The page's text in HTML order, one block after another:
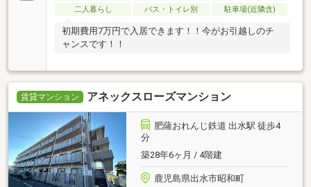
二人暮らし
バス・トイレ別 駐車場(近隣含)
初期費用7万円で入居できます！！今がお引越しのチ
ャンスです！！
賃貸マンション アネックスローズマンション
肥薩おれんじ鉄道 出水駅 徒歩4
分
築28年6ヶ月 / 4階建
鹿児島県出水市昭和町